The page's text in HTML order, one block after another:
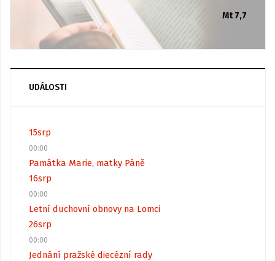
Mt 7,7
UDÁLOSTI
15srp
00:00
Památka Marie, matky Páně
16srp
00:00
Letní duchovní obnovy na Lomci
26srp
00:00
Jednání pražské diecézní rady